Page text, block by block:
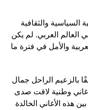
السياسية والثقافية
العالم العربي. لم يكن
والأمل في فترة ما
بالزعيم الراحل جمال
أغاني وطنية لاقت صدى
هذه الأغاني الخالدة